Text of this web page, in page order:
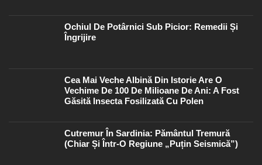
Ochiul De Potârnici Sub Picior: Remedii Și
Îngrijire
Cea Mai Veche Albină Din Istorie Are O
Vechime De 100 De Milioane De Ani: A Fost
Găsită Insecta Fosilizată Cu Polen
Cutremur În Sardinia: Pământul Tremură
(chiar Și Într-O Regiune „puțin Seismică”)